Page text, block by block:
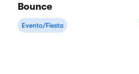
Bounce
Evento/Fiesta